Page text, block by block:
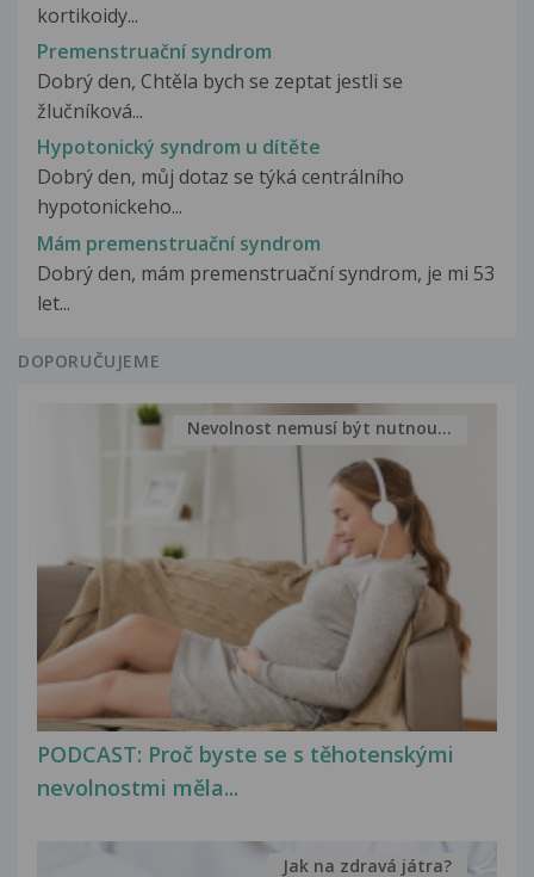
kortikoidy...
Premenstruační syndrom
Dobrý den, Chtěla bych se zeptat jestli se
žlučníková...
Hypotonický syndrom u dítěte
Dobrý den, můj dotaz se týká centrálního
hypotonickeho...
Mám premenstruační syndrom
Dobrý den, mám premenstruační syndrom, je mi 53
let...
DOPORUČUJEME
PODCAST: Proč byste se s těhotenskými
nevolnostmi měla...
Nevolnost nemusí být nutnou...
Jak na zdravá játra?